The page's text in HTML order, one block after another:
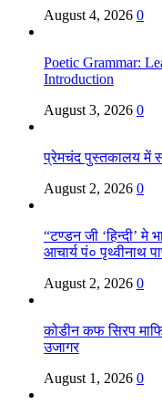
August 4, 2026 0
Poetic Grammar:
Introduction
August 3, 2026 0
प्रेमचंद पुस्तकालय में
August 2, 2026 0
“टण्डन जी ‘हिन्दी’
आचार्य पं० पृथ्वीनाथ
August 2, 2026 0
कोडीन कफ सिरप
उजागर
August 1, 2026 0